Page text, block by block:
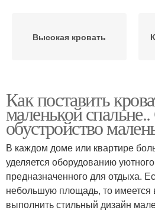
Высокая кровать
Короб под кроватью
Откидная кровать
Как поставить
маленькой
обустройство
В каждом доме или квартире
уделяется оборудованию
предназначенного для отдыха.
небольшую площадь, то имеется
выполнить стильный дизайн